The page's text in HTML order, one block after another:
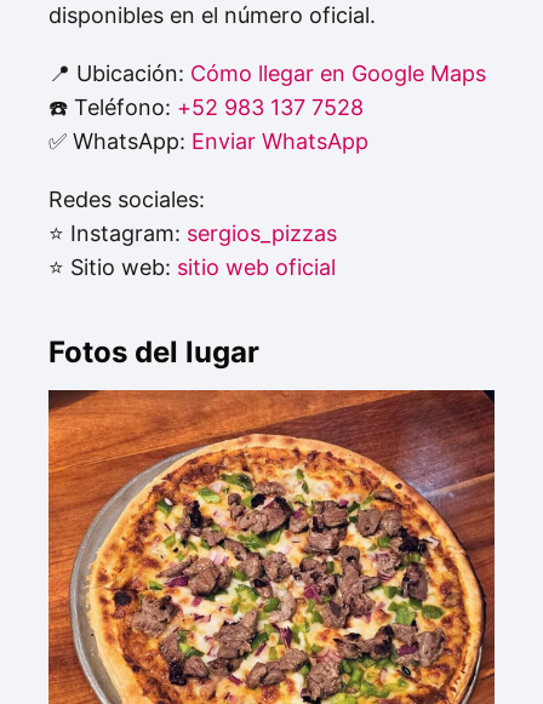
disponibles en el número oficial.
📍 Ubicación: Cómo llegar en Google Maps
☎️ Teléfono: +52 983 137 7528
✅ WhatsApp: Enviar WhatsApp
Redes sociales:
⭐ Instagram: sergios_pizzas
⭐ Sitio web: sitio web oficial
Fotos del lugar